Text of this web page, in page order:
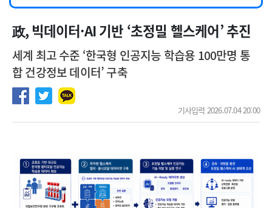
[이대서울병원] 정형외과 일반의 초빙
[단국대학교병원] 임상전담교원 및 전임의 초빙
政, 빅데이터·AI 기반 ‘초정밀 헬스케어’ 추진
세계 최고 수준 ‘한국형 인공지능 학습용 100만명 통
합 건강정보 데이터’ 구축
기사입력 2026.07.04 20:00